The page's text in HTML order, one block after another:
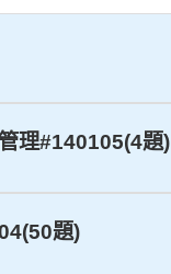
理#140105(4題)
題)